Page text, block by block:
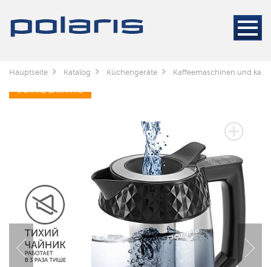
Hauptseite Katalog Küchengeräte Kaffeemaschinen und
3 JAHRE GARANTIE